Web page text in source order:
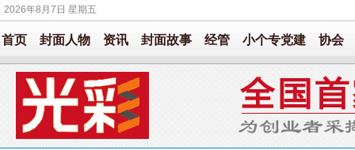
2026年8月7日 星期五
首页 封面人物 资讯 封面故事 经管 小个专党建 协会